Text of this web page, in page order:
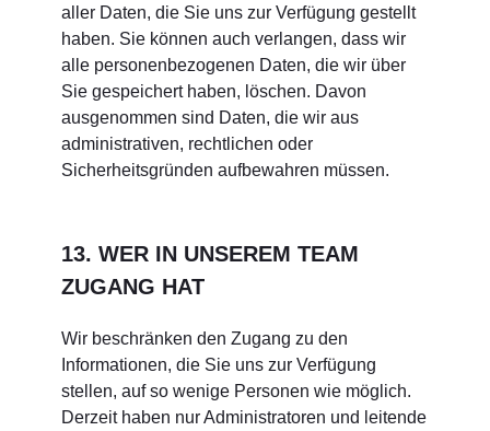
aller Daten, die Sie uns zur Verfügung gestellt
haben. Sie können auch verlangen, dass wir
alle personenbezogenen Daten, die wir über
Sie gespeichert haben, löschen. Davon
ausgenommen sind Daten, die wir aus
administrativen, rechtlichen oder
Sicherheitsgründen aufbewahren müssen.
13. WER IN UNSEREM TEAM
ZUGANG HAT
Wir beschränken den Zugang zu den
Informationen, die Sie uns zur Verfügung
stellen, auf so wenige Personen wie möglich.
Derzeit haben nur Administratoren und leitende